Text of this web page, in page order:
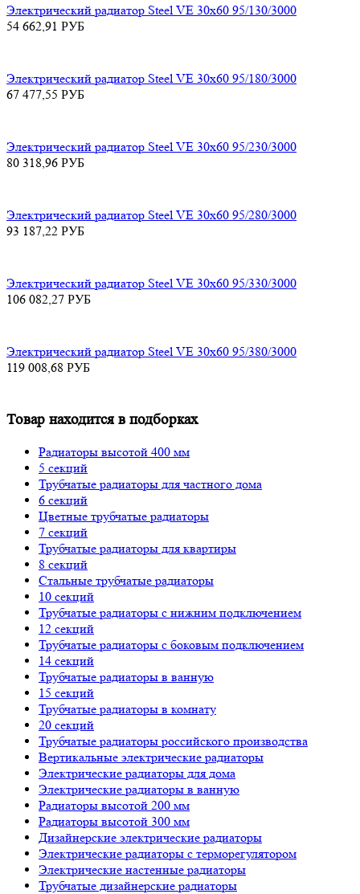
Электрический радиатор Steel VE 30х60 95/130/3000
54 662,91 РУБ
Электрический радиатор Steel VE 30х60 95/180/3000
67 477,55 РУБ
Электрический радиатор Steel VE 30х60 95/230/3000
80 318,96 РУБ
Электрический радиатор Steel VE 30х60 95/280/3000
93 187,22 РУБ
Электрический радиатор Steel VE 30х60 95/330/3000
106 082,27 РУБ
Электрический радиатор Steel VE 30х60 95/380/3000
119 008,68 РУБ
Товар находится в подборках
Радиаторы высотой 400 мм
5 секций
Трубчатые радиаторы для частного дома
6 секций
Цветные трубчатые радиаторы
7 секций
Трубчатые радиаторы для квартиры
8 секций
Стальные трубчатые радиаторы
10 секций
Трубчатые радиаторы с нижним подключением
12 секций
Трубчатые радиаторы с боковым подключением
14 секций
Трубчатые радиаторы в ванную
15 секций
Трубчатые радиаторы в комнату
20 секций
Трубчатые радиаторы российского производства
Вертикальные электрические радиаторы
Электрические радиаторы для дома
Электрические радиаторы в ванную
Радиаторы высотой 200 мм
Радиаторы высотой 300 мм
Дизайнерские электрические радиаторы
Электрические радиаторы с терморегулятором
Электрические настенные радиаторы
Трубчатые дизайнерские радиаторы